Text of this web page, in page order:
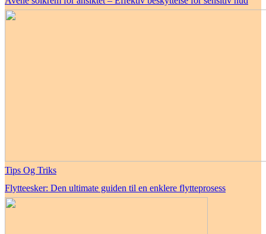
Tips Og Triks
Flytteesker: Den ultimate guiden til en enklere flytteprosess